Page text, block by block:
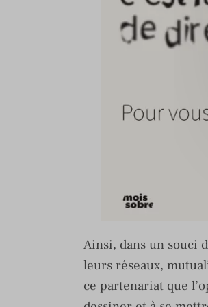
Ainsi, dans un souci
leurs réseaux,
ce partenariat que